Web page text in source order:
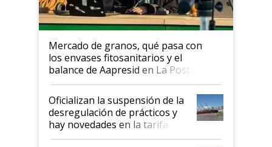
Mercado de granos, qué pasa con
los envases fitosanitarios y el
balance de Aapresid en La Posta
Oficializan la suspensión de la
desregulación de prácticos y
hay novedades en la tarifa de
la hidrovía